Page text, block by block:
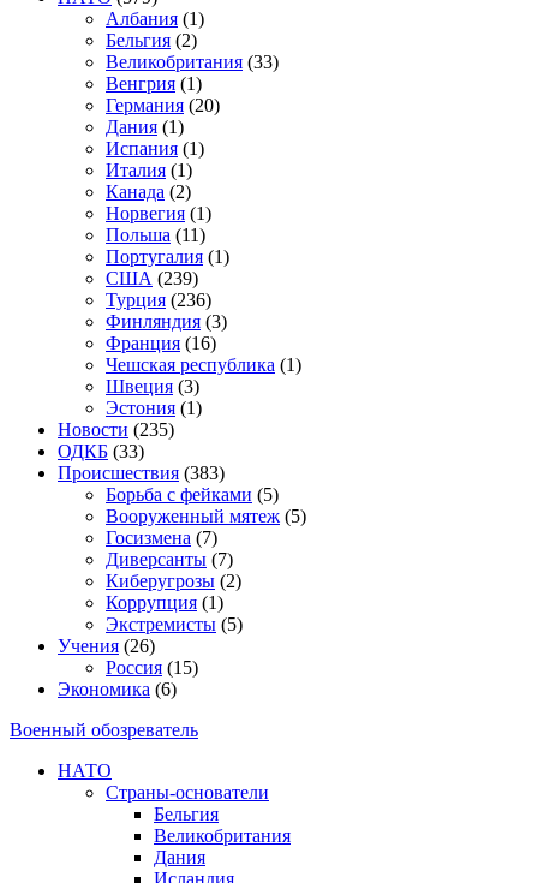
Албания (1)
Бельгия (2)
Великобритания (33)
Венгрия (1)
Германия (20)
Дания (1)
Испания (1)
Италия (1)
Канада (2)
Норвегия (1)
Польша (11)
Португалия (1)
США (239)
Турция (236)
Финляндия (3)
Франция (16)
Чешская республика (1)
Швеция (3)
Эстония (1)
Новости (235)
ОДКБ (33)
Происшествия (383)
Борьба с фейками (5)
Вооруженный мятеж (5)
Госизмена (7)
Диверсанты (7)
Киберугрозы (2)
Коррупция (1)
Экстремисты (5)
Учения (26)
Россия (15)
Экономика (6)
Военный обозреватель
НАТО
Страны-основатели
Бельгия
Великобритания
Дания